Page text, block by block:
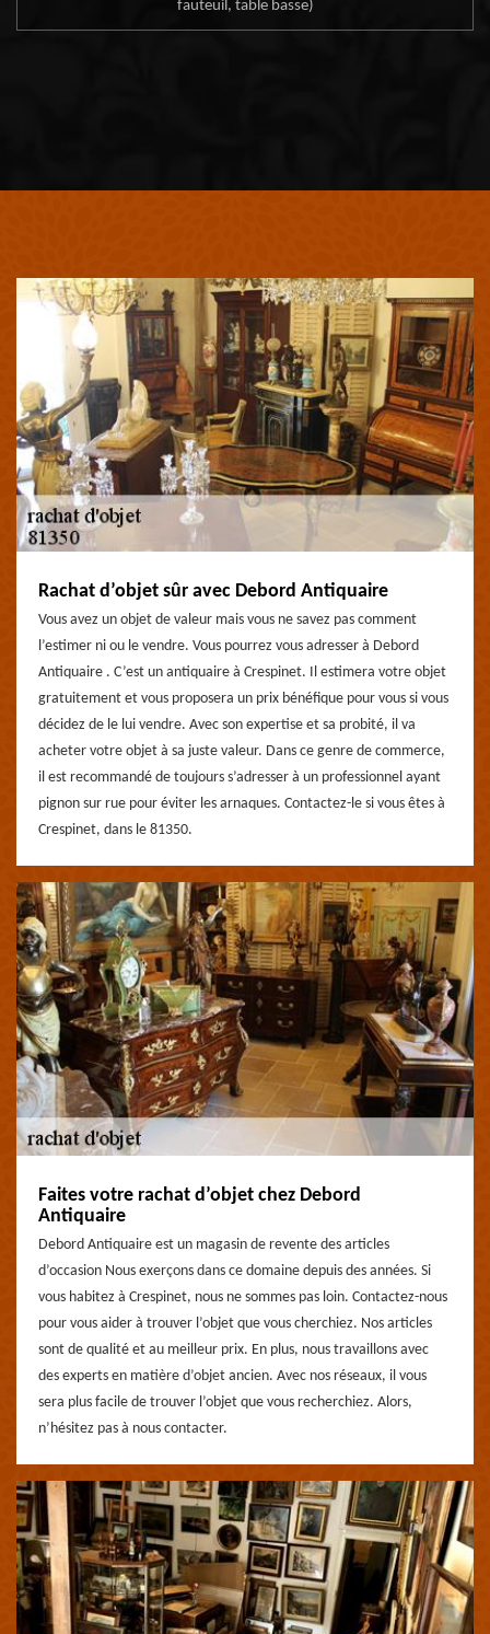
fauteuil, table basse)
Rachat d’objet sûr avec Debord Antiquaire
Vous avez un objet de valeur mais vous ne savez pas comment
l’estimer ni ou le vendre. Vous pourrez vous adresser à Debord
Antiquaire . C’est un antiquaire à Crespinet. Il estimera votre objet
gratuitement et vous proposera un prix bénéfique pour vous si vous
décidez de le lui vendre. Avec son expertise et sa probité, il va
acheter votre objet à sa juste valeur. Dans ce genre de commerce,
il est recommandé de toujours s’adresser à un professionnel ayant
pignon sur rue pour éviter les arnaques. Contactez-le si vous êtes à
Crespinet, dans le 81350.
Faites votre rachat d’objet chez Debord
Antiquaire
Debord Antiquaire est un magasin de revente des articles
d’occasion Nous exerçons dans ce domaine depuis des années. Si
vous habitez à Crespinet, nous ne sommes pas loin. Contactez-nous
pour vous aider à trouver l’objet que vous cherchiez. Nos articles
sont de qualité et au meilleur prix. En plus, nous travaillons avec
des experts en matière d’objet ancien. Avec nos réseaux, il vous
sera plus facile de trouver l’objet que vous recherchiez. Alors,
n’hésitez pas à nous contacter.